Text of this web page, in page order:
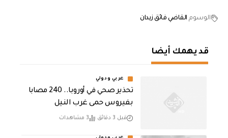
الوسوم القاضي فائق زيدان
قد يهمك أيضا
عربي ودولي
تحذير صحي في أوروبا.. 240 مصابا
بفيروس حمى غرب النيل
قبل 3 دقائق 3 مشاهدات